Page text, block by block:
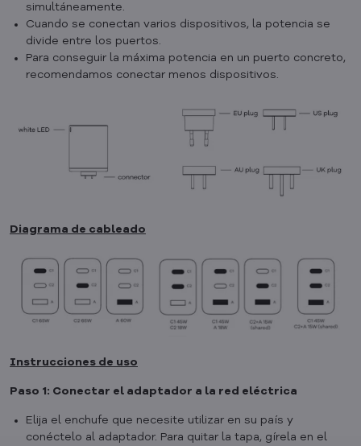
simultáneamente.
Cuando se conectan varios dispositivos, la potencia se
divide entre los puertos.
Para conseguir la máxima potencia en un puerto concreto,
recomendamos conectar menos dispositivos.
Diagrama de cableado
Instrucciones de uso
Paso 1: Conectar el adaptador a la red eléctrica
Elija el enchufe que necesite utilizar en su país y
conéctelo al adaptador. Para quitar la tapa, gírela en el